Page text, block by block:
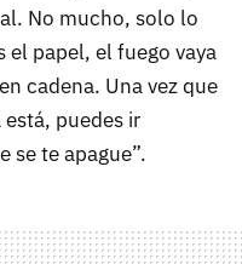
No mucho, solo lo
el papel, el fuego vaya
cadena. Una vez que
puedes ir
se te apague”.